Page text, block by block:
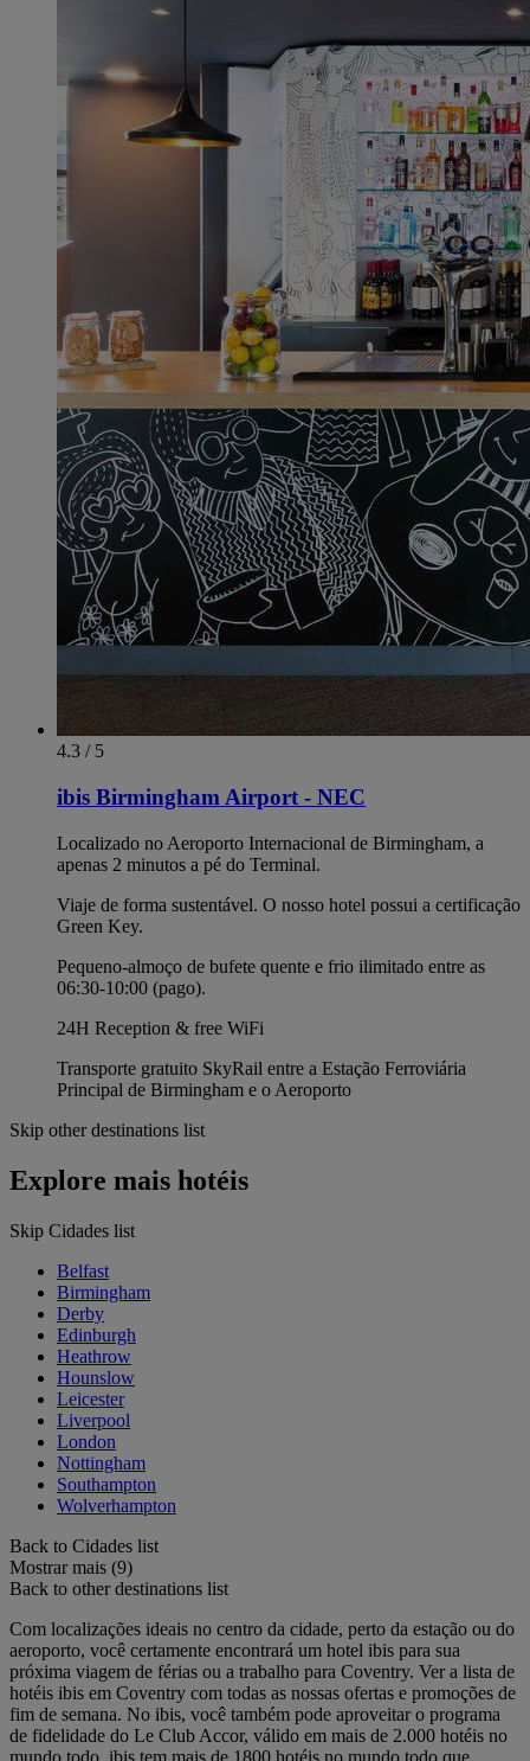
4.3 / 5
ibis Birmingham Airport - NEC
Localizado no Aeroporto Internacional de Birmingham, a
apenas 2 minutos a pé do Terminal.
Viaje de forma sustentável. O nosso hotel possui a certificação
Green Key.
Pequeno-almoço de bufete quente e frio ilimitado entre as
06:30-10:00 (pago).
24H Reception & free WiFi
Transporte gratuito SkyRail entre a Estação Ferroviária
Principal de Birmingham e o Aeroporto
Skip other destinations list
Explore mais hotéis
Skip Cidades list
Belfast
Birmingham
Derby
Edinburgh
Heathrow
Hounslow
Leicester
Liverpool
London
Nottingham
Southampton
Wolverhampton
Back to Cidades list
Mostrar mais (9)
Back to other destinations list
Com localizações ideais no centro da cidade, perto da estação ou do
aeroporto, você certamente encontrará um hotel ibis para sua
próxima viagem de férias ou a trabalho para Coventry. Ver a lista de
hotéis ibis em Coventry com todas as nossas ofertas e promoções de
fim de semana. No ibis, você também pode aproveitar o programa
de fidelidade do Le Club Accor, válido em mais de 2.000 hotéis no
mundo todo. ibis tem mais de 1800 hotéis no mundo todo que